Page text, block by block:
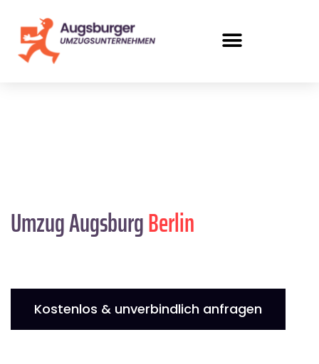
Umzug AugsburgBerlin
Kostenlos & unverbindlich anfragen